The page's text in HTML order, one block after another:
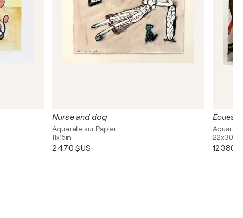
Nurse and dog
Aquarelle sur Papier
11x15in
2 470 $US
22x30in
12 380